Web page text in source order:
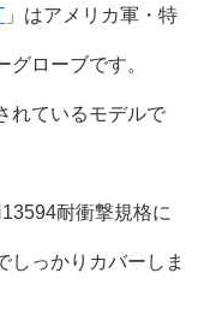
」はアメリカ軍・特
ローブです。
れているモデルで
耐衝撃規格に
しっかりカバーしま